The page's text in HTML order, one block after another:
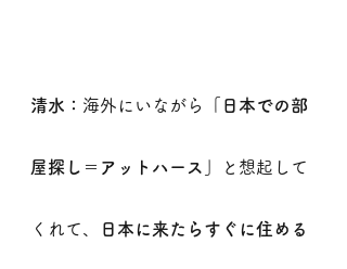
清水： 海外にいながら 「日本での部
屋探し＝アットハース」 と想起して
くれて、 日本に来たらすぐに住める